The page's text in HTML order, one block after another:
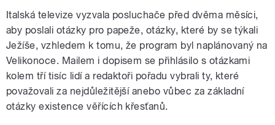
Italská televize vyzvala posluchače před dvěma měsíci,
aby poslali otázky pro papeže, otázky, které by se týkali
Ježíše, vzhledem k tomu, že program byl naplánovaný na
Velikonoce. Mailem i dopisem se přihlásilo s otázkami
kolem tří tisíc lidí a redaktoři pořadu vybrali ty, které
považovali za nejdůležitější anebo vůbec za základní
otázky existence věřících křesťanů.